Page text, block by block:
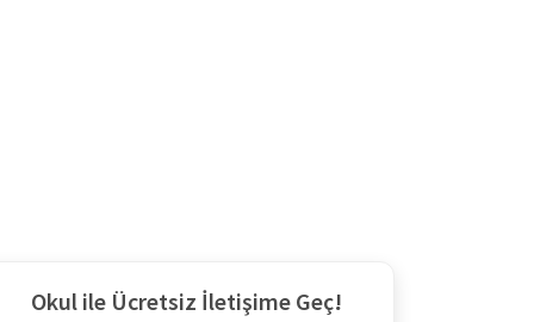
Okul ile Ücretsiz İletişime Geç!